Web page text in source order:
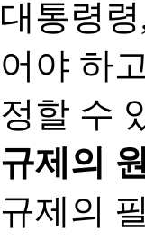
대통령
어야 하
정할 수
규제의
규제의